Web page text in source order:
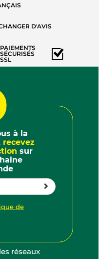
D'AVIS
PAIEMENTS
SÉCURISÉS
SSL
à la
recevez
sur
de
réseaux